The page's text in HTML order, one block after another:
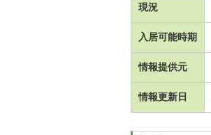
現況
入居可能時期
情報提供元
情報更新日